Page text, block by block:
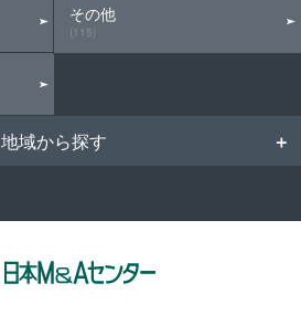
その他
(115)
地域から探す